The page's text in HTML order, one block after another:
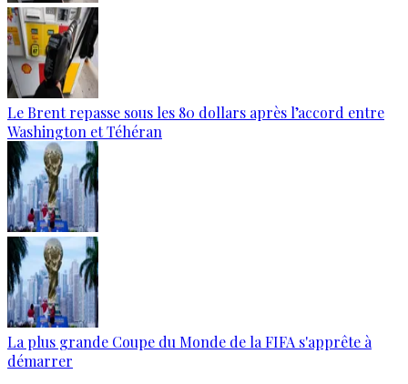
Le Brent repasse sous les 80 dollars après l’accord entre
Washington et Téhéran
La plus grande Coupe du Monde de la FIFA s'apprête à
démarrer